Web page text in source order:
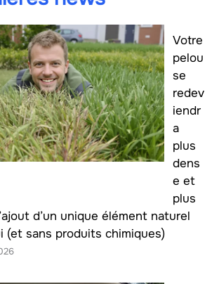
Votre
pelou
se
redev
iendr
a
plus
dens
e et
plus
d’un unique élément naturel
(et sans produits chimiques)